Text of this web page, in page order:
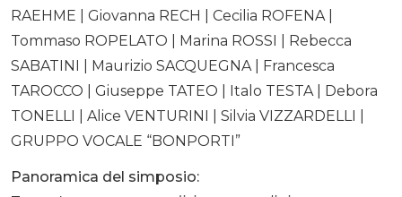
RAEHME | Giovanna RECH | Cecilia ROFENA |
Tommaso ROPELATO | Marina ROSSI | Rebecca
SABATINI | Maurizio SACQUEGNA | Francesca
TAROCCO | Giuseppe TATEO | Italo TESTA | Debora
TONELLI | Alice VENTURINI | Silvia VIZZARDELLI |
GRUPPO VOCALE “BONPORTI”
Panoramica del simposio: